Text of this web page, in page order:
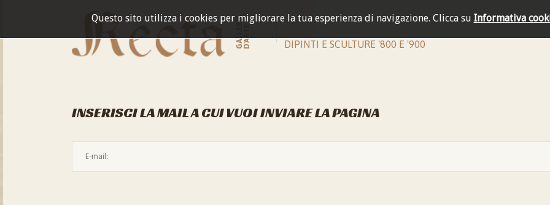
Questo sito utilizza i cookies per migliorare la tua esperienza di navigazione. Clicca su Informativa
GALLERIAD'ARTE DIPINTI E SCULTURE '800 E '900
INSERISCI LA MAIL A CUI VUOI INVIARE LA PAGINA